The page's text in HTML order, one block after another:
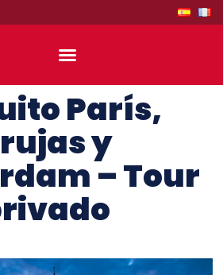
París,
y
– Tour